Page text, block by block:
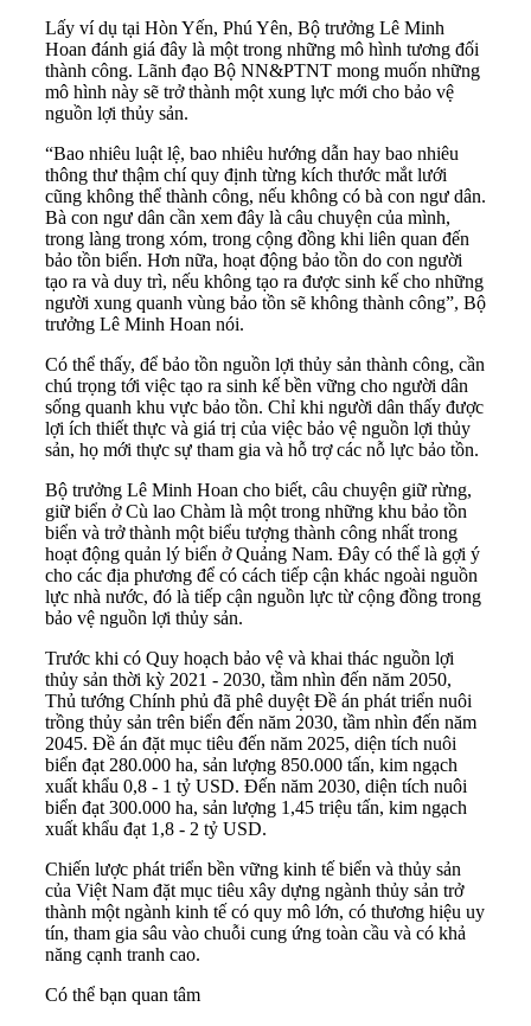
Lấy ví dụ tại Hòn Yến, Phú Yên, Bộ trưởng Lê Minh
Hoan đánh giá đây là một trong những mô hình tương đối
thành công. Lãnh đạo Bộ NN&PTNT mong muốn những
mô hình này sẽ trở thành một xung lực mới cho bảo vệ
nguồn lợi thủy sản.
“Bao nhiêu luật lệ, bao nhiêu hướng dẫn hay bao nhiêu
thông thư thậm chí quy định từng kích thước mắt lưới
cũng không thể thành công, nếu không có bà con ngư dân.
Bà con ngư dân cần xem đây là câu chuyện của mình,
trong làng trong xóm, trong cộng đồng khi liên quan đến
bảo tồn biển. Hơn nữa, hoạt động bảo tồn do con người
tạo ra và duy trì, nếu không tạo ra được sinh kế cho những
người xung quanh vùng bảo tồn sẽ không thành công”, Bộ
trưởng Lê Minh Hoan nói.
Có thể thấy, để bảo tồn nguồn lợi thủy sản thành công, cần
chú trọng tới việc tạo ra sinh kế bền vững cho người dân
sống quanh khu vực bảo tồn. Chỉ khi người dân thấy được
lợi ích thiết thực và giá trị của việc bảo vệ nguồn lợi thủy
sản, họ mới thực sự tham gia và hỗ trợ các nỗ lực bảo tồn.
Bộ trưởng Lê Minh Hoan cho biết, câu chuyện giữ rừng,
giữ biển ở Cù lao Chàm là một trong những khu bảo tồn
biển và trở thành một biểu tượng thành công nhất trong
hoạt động quản lý biển ở Quảng Nam. Đây có thể là gợi ý
cho các địa phương để có cách tiếp cận khác ngoài nguồn
lực nhà nước, đó là tiếp cận nguồn lực từ cộng đồng trong
bảo vệ nguồn lợi thủy sản.
Trước khi có Quy hoạch bảo vệ và khai thác nguồn lợi
thủy sản thời kỳ 2021 - 2030, tầm nhìn đến năm 2050,
Thủ tướng Chính phủ đã phê duyệt Đề án phát triển nuôi
trồng thủy sản trên biển đến năm 2030, tầm nhìn đến năm
2045. Đề án đặt mục tiêu đến năm 2025, diện tích nuôi
biển đạt 280.000 ha, sản lượng 850.000 tấn, kim ngạch
xuất khẩu 0,8 - 1 tỷ USD. Đến năm 2030, diện tích nuôi
biển đạt 300.000 ha, sản lượng 1,45 triệu tấn, kim ngạch
xuất khẩu đạt 1,8 - 2 tỷ USD.
Chiến lược phát triển bền vững kinh tế biển và thủy sản
của Việt Nam đặt mục tiêu xây dựng ngành thủy sản trở
thành một ngành kinh tế có quy mô lớn, có thương hiệu uy
tín, tham gia sâu vào chuỗi cung ứng toàn cầu và có khả
năng cạnh tranh cao.
Có thể bạn quan tâm